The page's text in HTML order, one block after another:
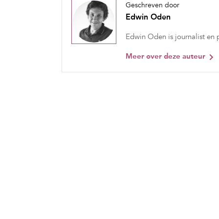
Geschreven door
Edwin Oden
Edwin Oden is journalist en
Meer over deze auteur